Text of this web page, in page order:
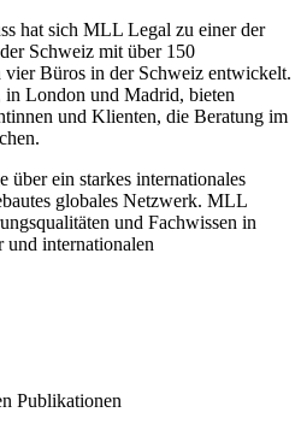
hat sich MLL Legal zu einer der
Schweiz mit über 150
Büros in der Schweiz entwickelt.
London und Madrid, bieten
und Klienten, die Beratung im
ein starkes internationales
globales Netzwerk. MLL
und Fachwissen in
und internationalen
Publikationen